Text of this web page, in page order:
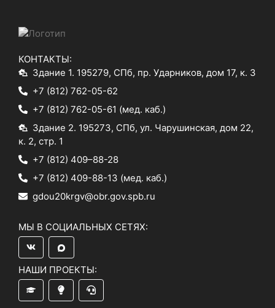
КОНТАКТЫ:
Здание 1. 195279, СПб, пр. Ударников, дом 17, к. 3
+7 (812) 762-05-62
+7 (812) 762-05-61 (мед. каб.)
Здание 2. 195273, СПб, ул. Чарушинская, дом 22,
к. 2, стр. 1
+7 (812) 409–88-28
+7 (812) 409-88-13 (мед. каб.)
gdou20krgv@obr.gov.spb.ru
МЫ В СОЦИАЛЬНЫХ СЕТЯХ:
НАШИ ПРОЕКТЫ: